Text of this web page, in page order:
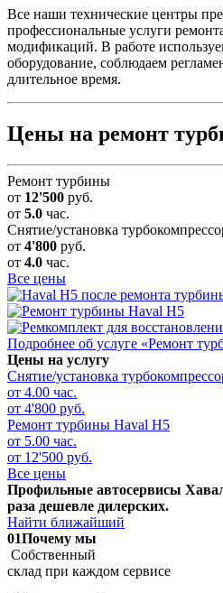
Все наши технические центры
профессиональные услуги
модификаций. В работе
оборудование, соблюдаем
длительное время.
Цены на ремонт
Ремонт турбины
от 12'500 руб.
от 5.0 час.
Снятие/установка
от 4'800 руб.
от 4.0 час.
Все цены
Подробнее об услуге «Ремонт
Цены на услугу
Снятие/установка
от 4.00 час.
от 4'800 руб.
Ремонт турбины Haval H5
от 5.00 час.
от 12'500 руб.
Все цены
Профильные автосервисы
раза дешевле дилерских.
Найти ближайший
01Почему мы
Собственный
склад при каждом сервисе